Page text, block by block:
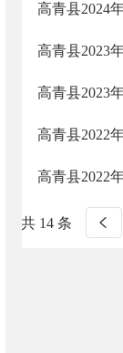
高青县2024
高青县2023
高青县2023
高青县2022
高青县2022
共 14 条